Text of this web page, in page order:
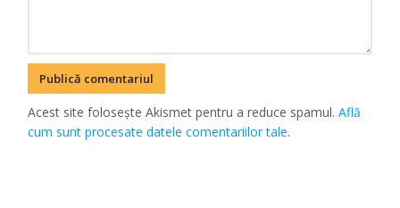
Acest site folosește Akismet pentru a reduce spamul.Află
cum sunt procesate datele comentariilor tale.